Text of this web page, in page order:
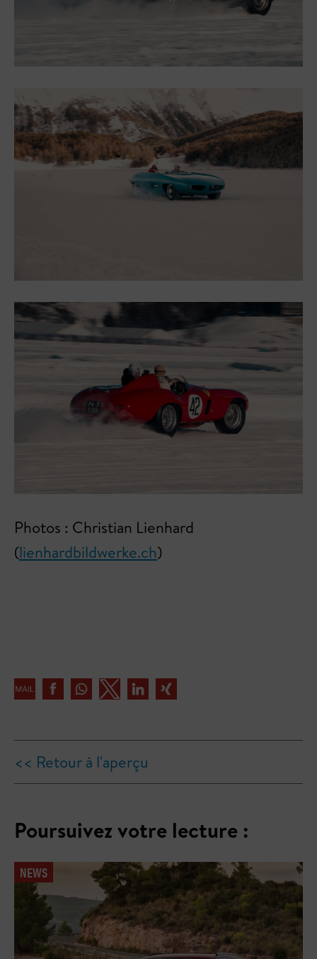
Photos : Christian Lienhard
(lienhardbildwerke.ch)
<< Retour à l'aperçu
Poursuivez votre lecture :
NEWS